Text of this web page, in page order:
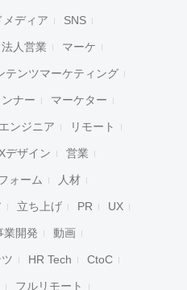
メディア SNS
法人営業 マーケ
テンツマーケティング
ナー マーケター
エンジニア リモート
デザイン 営業
ォーム 人材
立ち上げ PR UX
業開発 動画
HR Tech CtoC
フルリモート